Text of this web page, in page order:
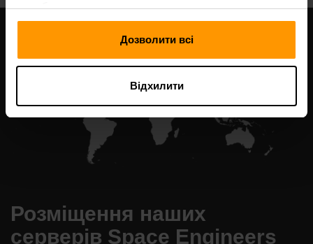
службами.
Дозволити всі
Відхилити
Розміщення наших
серверів Space Engineers